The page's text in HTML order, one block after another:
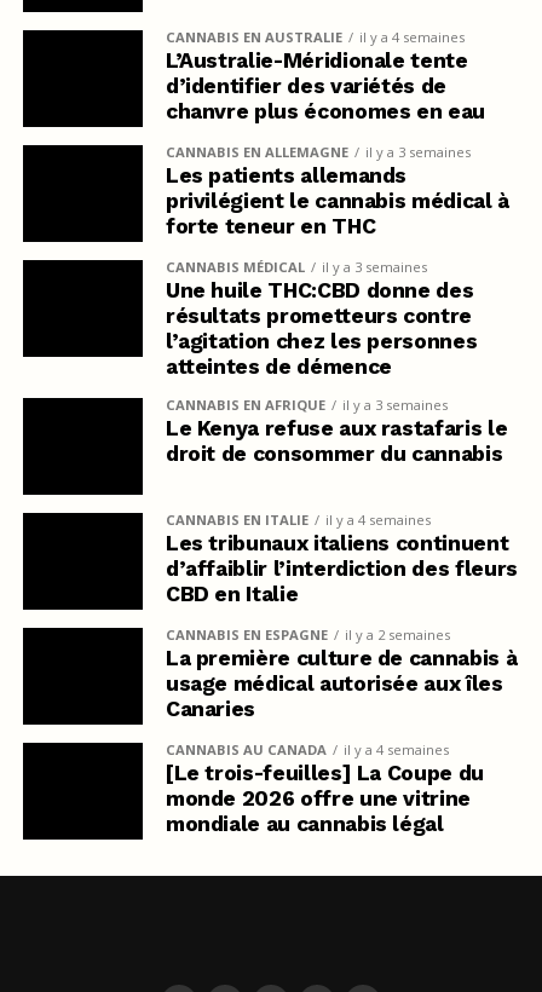
CANNABIS EN AUSTRALIE il y a 4 semaines
L’Australie-Méridionale tente
d’identifier des variétés de
chanvre plus économes en eau
CANNABIS EN ALLEMAGNE il y a 3 semaines
Les patients allemands
privilégient le cannabis médical à
forte teneur en THC
CANNABIS MÉDICAL il y a 3 semaines
Une huile THC:CBD donne des
résultats prometteurs contre
l’agitation chez les personnes
atteintes de démence
CANNABIS EN AFRIQUE il y a 3 semaines
Le Kenya refuse aux rastafaris le
droit de consommer du cannabis
CANNABIS EN ITALIE il y a 4 semaines
Les tribunaux italiens continuent
d’affaiblir l’interdiction des fleurs
CBD en Italie
CANNABIS EN ESPAGNE il y a 2 semaines
La première culture de cannabis à
usage médical autorisée aux îles
Canaries
CANNABIS AU CANADA il y a 4 semaines
[Le trois-feuilles] La Coupe du
monde 2026 offre une vitrine
mondiale au cannabis légal